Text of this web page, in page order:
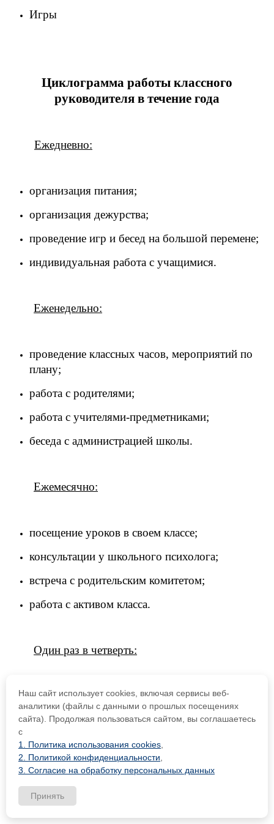
Игры
Циклограмма работы классного
руководителя в течение года
Ежедневно:
организация питания;
организация дежурства;
проведение игр и бесед на большой перемене;
индивидуальная работа с учащимися.
Еженедельно:
проведение классных часов, мероприятий по
плану;
работа с родителями;
работа с учителями-предметниками;
беседа с администрацией школы.
Ежемесячно:
посещение уроков в своем классе;
консультации у школьного психолога;
встреча с родительским комитетом;
работа с активом класса.
Один раз в четверть:
семинар классных руководителей; анализ
выполнения плана за четверть;
родительское собрание.
Один раз в год:
Наш сайт использует cookies, включая сервисы веб-
аналитики (файлы с данными о прошлых посещениях
сайта). Продолжая пользоваться сайтом, вы соглашаетесь
с
1. Политика использования cookies
2. Политикой конфиденциальности
3. Согласие на обработку персональных данных
Принять